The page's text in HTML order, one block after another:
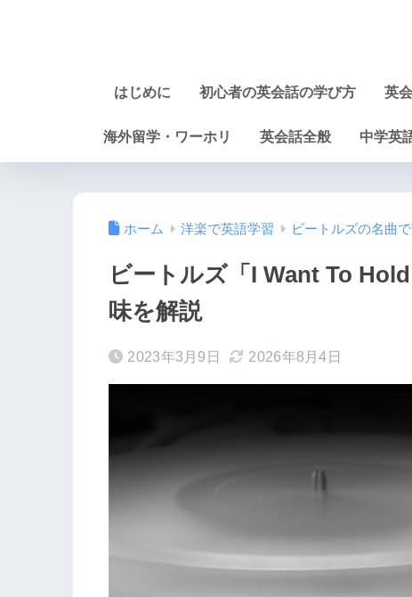
はじめに 初心者の英会話の学び方 英
海外留学・ワーホリ 英会話全般 中学英
ホーム 洋楽で英語学習 ビートルズの名曲
ビートルズ「I Want To
味を解説
2023年3月9日 2026年8月4日